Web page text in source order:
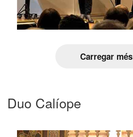
Carregar més
Duo Calíope